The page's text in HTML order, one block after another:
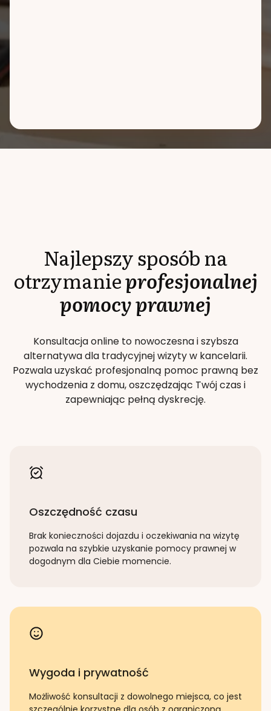
Najlepszy sposób na
otrzymanieprofesjonalnej
pomocy prawnej
Konsultacja online to nowoczesna i szybsza
alternatywa dla tradycyjnej wizyty w kancelarii.
Pozwala uzyskać profesjonalną pomoc prawną bez
wychodzenia z domu, oszczędzając Twój czas i
zapewniając pełną dyskrecję.
Oszczędność czasu
Brak konieczności dojazdu i oczekiwania na wizytę
pozwala na szybkie uzyskanie pomocy prawnej w
dogodnym dla Ciebie momencie.
Wygoda i prywatność
Możliwość konsultacji z dowolnego miejsca, co jest